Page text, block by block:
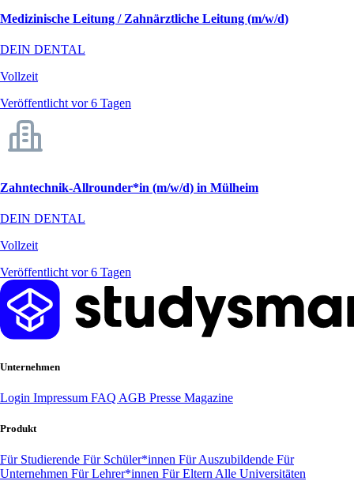
Medizinische Leitung / Zahnärztliche Leitung (m/w/d)
DEIN DENTAL
Vollzeit
Veröffentlicht vor 6 Tagen
Zahntechnik-Allrounder*in (m/w/d) in Mülheim
DEIN DENTAL
Vollzeit
Veröffentlicht vor 6 Tagen
Unternehmen
Login Impressum FAQ AGB Presse Magazine
Produkt
Für Studierende Für Schüler*innen Für Auszubildende Für
Unternehmen Für Lehrer*innen Für Eltern Alle Universitäten